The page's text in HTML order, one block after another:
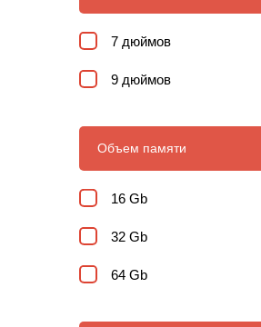
7 дюймов
9 дюймов
Объем памяти
16 Gb
32 Gb
64 Gb